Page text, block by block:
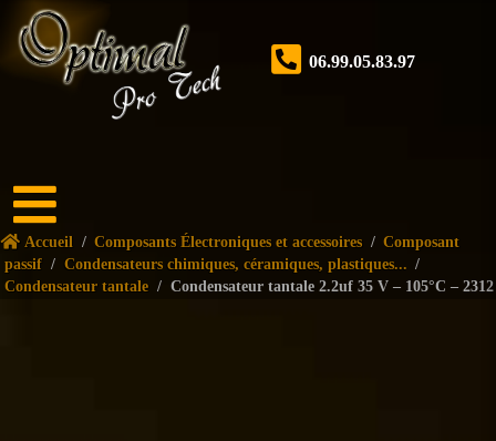
06.99.05.83.97
Accueil
Boutique
Accueil / Composants Électroniques et accessoires / Composant
passif / Condensateurs chimiques, céramiques, plastiques... /
Condensateur tantale / Condensateur tantale 2.2uf 35 V – 105°C – 2312